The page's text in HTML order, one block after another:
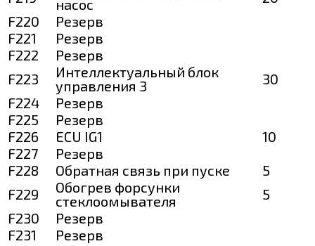
насос
F220
Резерв
F221
Резерв
F222
Резерв
F223
Интеллектуальный блок
управления 3
30
F224
Резерв
F225
Резерв
F226
ECU IG1
10
F227
Резерв
F228
Обратная связь при пуске
5
F229
Обогрев форсунки
стеклоомывателя
5
F230
Резерв
F231
Резерв